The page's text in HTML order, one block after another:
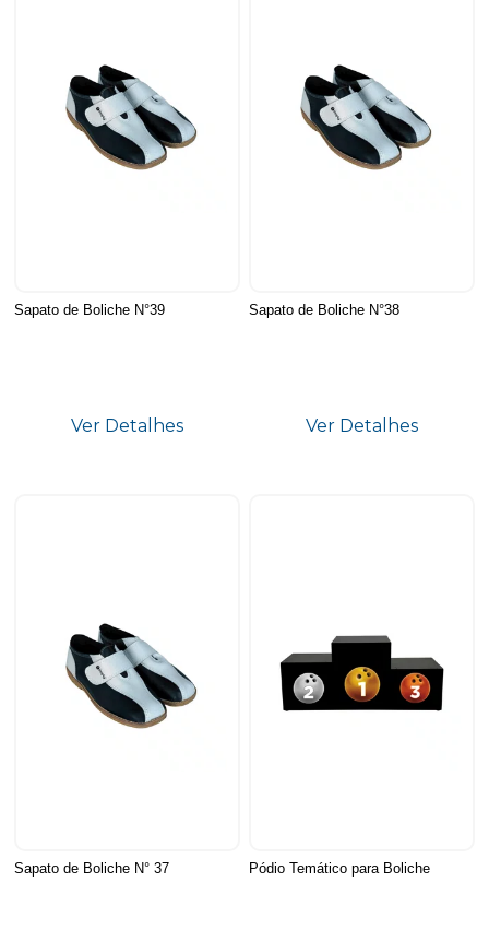
Sapato de Boliche N°39
Ver Detalhes
Sapato de Boliche N°38
Ver Detalhes
Sapato de Boliche N° 37 Pódio Temático para Boliche